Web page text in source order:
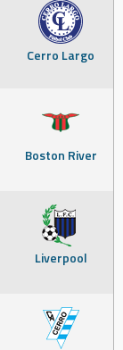
Cerro Largo
Boston River
Liverpool